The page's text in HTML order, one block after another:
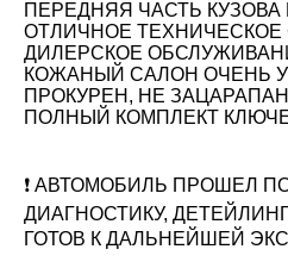
ПЕРЕДНЯЯ ЧАСТЬ
ОТЛИЧНОЕ ТЕХНИЧЕСКОЕ
ДИЛЕРСКОЕ
КОЖАНЫЙ САЛОН ОЧЕНЬ
ПРОКУРЕН, НЕ
ПОЛНЫЙ КОМПЛЕКТ
❗️ АВТОМОБИЛЬ ПРОШЕЛ
ДИАГНОСТИКУ,
ГОТОВ К ДАЛЬНЕЙШЕЙ